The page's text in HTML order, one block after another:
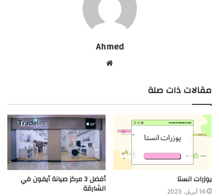
Ahmed
مقالات ذات صلة
يوزرات انستا
16 أبريل، 2023
أفضل 3 مركز صيانة أيفون في
الشارقة